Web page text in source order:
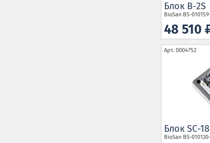
Блок B-2S
BioSan BS-
48 510
Арт. 0004752
Блок SC-18
BioSan BS-